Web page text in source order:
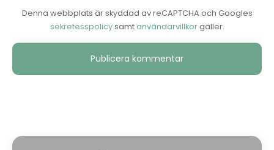
Denna webbplats är skyddad av reCAPTCHA och Googles
sekretesspolicysamtanvändarvillkorgäller.
Alternative: